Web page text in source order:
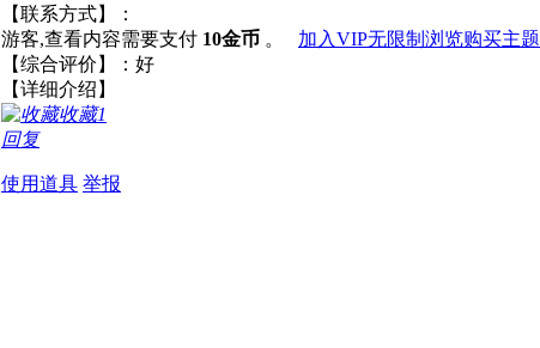
【联系方式】：
游客,查看内容需要支付 10金币 。 加入VIP无限制浏览购买主题
【综合评价】：好
【详细介绍】
收藏1
回复
使用道具 举报